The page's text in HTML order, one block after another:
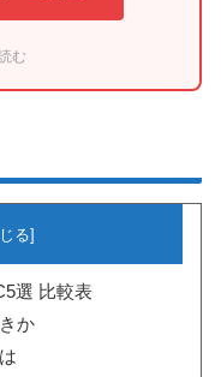
む
選 比較表
か